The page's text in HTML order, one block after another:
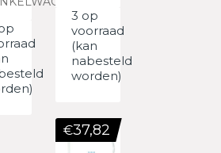
3 op
voorraad
(kan
nabesteld
worden)
€37,82